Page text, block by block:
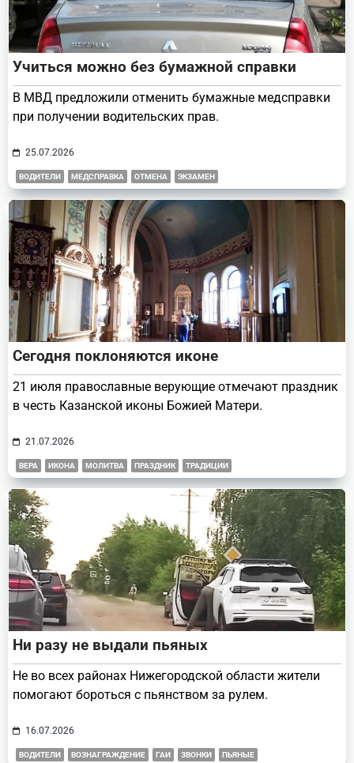
Учиться можно без бумажной справки
В МВД предложили отменить бумажные медсправки
при получении водительских прав.
25.07.2026
ВОДИТЕЛИ МЕДСПРАВКА ОТМЕНА ЭКЗАМЕН
Сегодня поклоняются иконе
21 июля православные верующие отмечают праздник
в честь Казанской иконы Божией Матери.
21.07.2026
ВЕРА ИКОНА МОЛИТВА ПРАЗДНИК ТРАДИЦИИ
Ни разу не выдали пьяных
Не во всех районах Нижегородской области жители
помогают бороться с пьянством за рулем.
16.07.2026
ВОДИТЕЛИ ВОЗНАГРАЖДЕНИЕ ГАИ ЗВОНКИ ПЬЯНЫЕ